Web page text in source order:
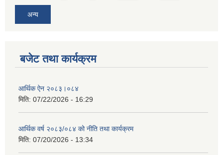
अन्य
बजेट तथा कार्यक्रम
आर्थिक ऐन २०८३।०८४
मिति: 07/22/2026 - 16:29
आर्थिक वर्ष २०८३/०८४ को नीति तथा कार्यक्रम
मिति: 07/20/2026 - 13:34